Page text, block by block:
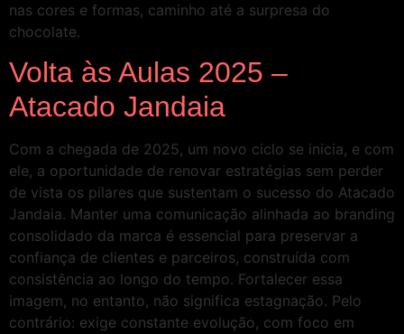
nas cores e formas, caminho até a surpresa do
chocolate.
Volta às Aulas 2025 –
Atacado Jandaia
Com a chegada de 2025, um novo ciclo se inicia, e com
ele, a oportunidade de renovar estratégias sem perder
de vista os pilares que sustentam o sucesso do Atacado
Jandaia. Manter uma comunicação alinhada ao branding
consolidado da marca é essencial para preservar a
confiança de clientes e parceiros, construída com
consistência ao longo do tempo. Fortalecer essa
imagem, no entanto, não significa estagnação. Pelo
contrário: exige constante evolução, com foco em